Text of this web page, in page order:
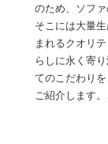
のため、ソフ
そこには大量
まれるクオリ
らしに永く寄
てのこだわり
ご紹介します